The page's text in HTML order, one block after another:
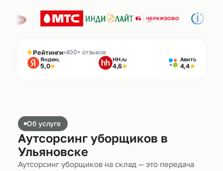
★Рейтинги 400+ отзывов
Яндекс
5,0★
HH.ru
4,6★
Авито
4,4★
Об услуге
Аутсорсинг уборщиков в
Ульяновске
Аутсорсинг уборщиков на склад — это передача